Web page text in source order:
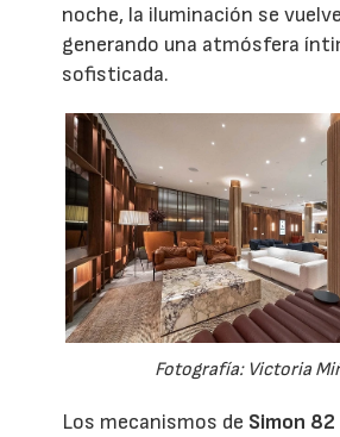
noche, la iluminación se
generando una atmósfera
sofisticada.
Fotografía: Victoria
Los mecanismos de Simon